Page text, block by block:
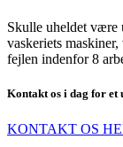
Skulle uheldet være
vaskeriets
fejlen indenfor 8
Kontakt os i dag for
KONTAKT OS